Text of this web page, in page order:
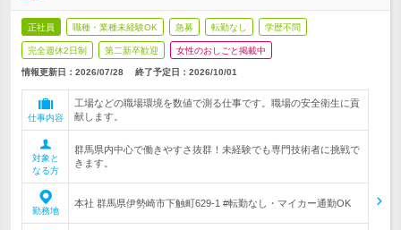
正社員 職種・業種未経験OK 急募 転勤なし 学歴不問
完全週休2日制 第二新卒歓迎 女性のおしごと掲載中
情報更新日：2026/07/28 終了予定日： 2026/10/01
仕事内容
工場などの職場環境を数値で測る仕事です。職場の安全衛生に貢
献します。
対象と
なる方
群馬県内中心で働きやすさ抜群！未経験でも専門技術者に挑戦で
きます。
勤務地
本社 群馬県伊勢崎市下触町629-1 #転勤なし・マイカー通勤OK